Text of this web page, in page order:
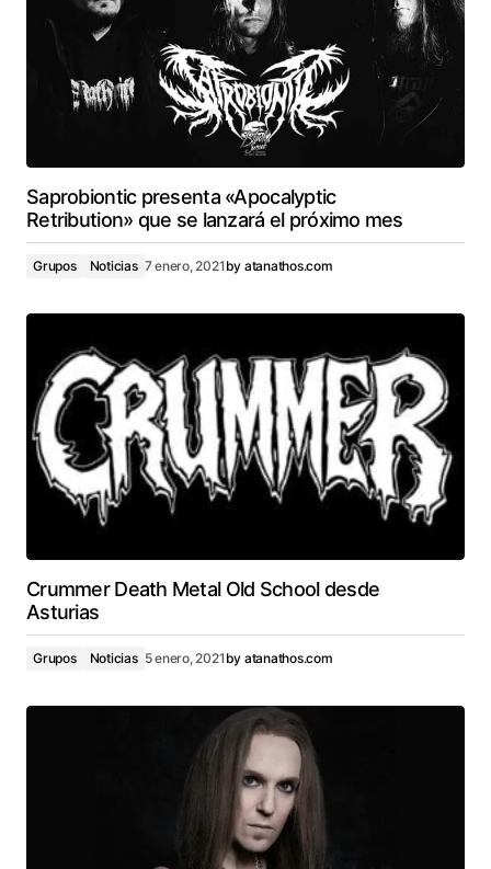
Saprobiontic presenta «Apocalyptic
Retribution» que se lanzará el próximo mes
Grupos Noticias 7 enero, 2021by atanathos.com
Crummer Death Metal Old School desde
Asturias
Grupos Noticias 5 enero, 2021by atanathos.com